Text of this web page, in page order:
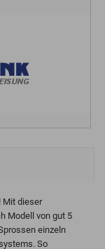
Mit dieser
Modell von gut 5
einzeln
So